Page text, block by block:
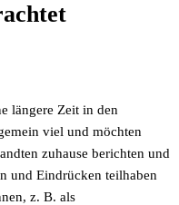
längere Zeit in den
viel und möchten
zuhause berichten und
und Eindrücken teilhaben
z. B. als